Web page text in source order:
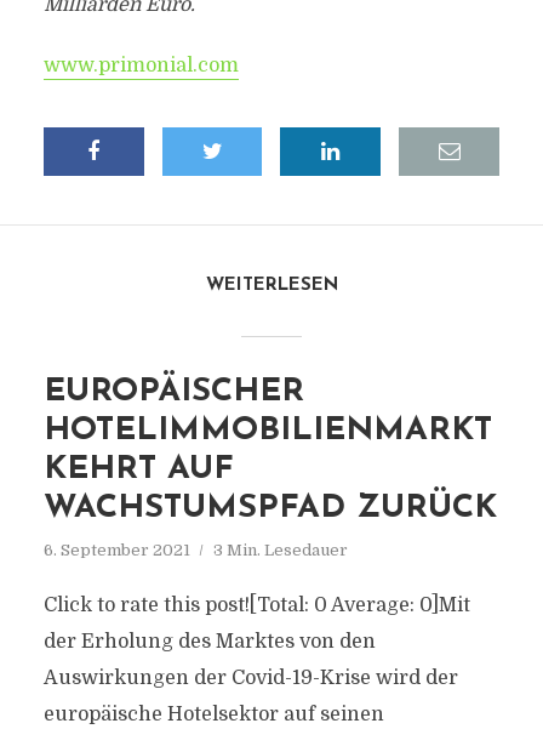
Milliarden Euro.
www.primonial.com
WEITERLESEN
EUROPÄISCHER
HOTELIMMOBILIENMARKT
KEHRT AUF
WACHSTUMSPFAD ZURÜCK
6. September 2021 3 Min. Lesedauer
Click to rate this post![Total: 0 Average: 0]Mit
der Erholung des Marktes von den
Auswirkungen der Covid-19-Krise wird der
europäische Hotelsektor auf seinen